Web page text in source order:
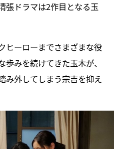
張ドラマは2作目となる玉
ヒーローまでさまざまな役
みを続けてきた玉木が、
み外してしまう宗吉を抑え